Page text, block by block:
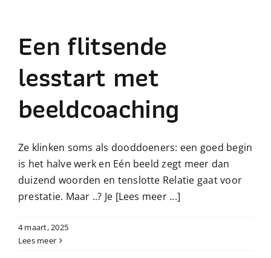
Een flitsende
lesstart met
beeldcoaching
Ze klinken soms als dooddoeners: een goed begin
is het halve werk en Eén beeld zegt meer dan
duizend woorden en tenslotte Relatie gaat voor
prestatie. Maar ..? Je [Lees meer ...]
4 maart, 2025
Lees meer